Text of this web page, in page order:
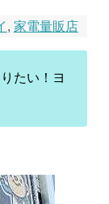
, 家電量販店
たい！ヨ